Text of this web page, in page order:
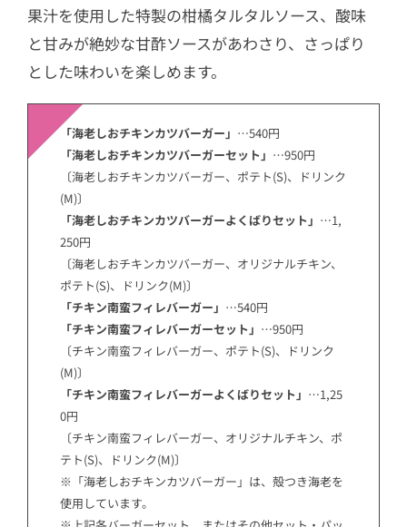
果汁を使用した特製の柑橘タルタルソース、酸味
と甘みが絶妙な甘酢ソースがあわさり、さっぱり
とした味わいを楽しめます。
「海老しおチキンカツバーガー」 …540円
「海老しおチキンカツバーガーセット」 …950円
〔海老しおチキンカツバーガー、ポテト(S)、ドリンク
(M)〕
「海老しおチキンカツバーガーよくばりセット」 …1,
250円
〔海老しおチキンカツバーガー、オリジナルチキン、
ポテト(S)、ドリンク(M)〕
「チキン南蛮フィレバーガー」 …540円
「チキン南蛮フィレバーガーセット」 …950円
〔チキン南蛮フィレバーガー、ポテト(S)、ドリンク
(M)〕
「チキン南蛮フィレバーガーよくばりセット」 …1,25
0円
〔チキン南蛮フィレバーガー、オリジナルチキン、ポ
テト(S)、ドリンク(M)〕
※「海老しおチキンカツバーガー」は、殻つき海老を
使用しています。